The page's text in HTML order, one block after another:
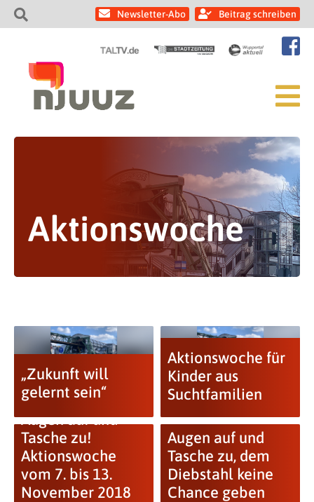
Newsletter-Abo Beitrag schreiben
Aktionswoche
„Zukunft will
gelernt sein“
Aktionswoche für
Kinder aus
Suchtfamilien
Augen auf und
Tasche zu!
Aktionswoche
vom 7. bis 13.
November 2018
Augen auf und
Tasche zu, dem
Diebstahl keine
Chance geben